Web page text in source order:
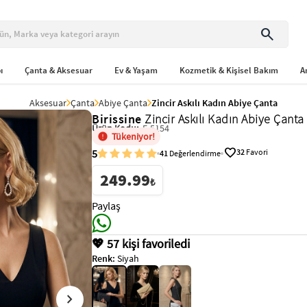
search
Çanta & Aksesuar Ev & Yaşam Kozmetik & Kişisel Bakım
Aksesuar Çanta Abiye Çanta Zincir Askılı Kadın Abiye Çanta
chevron_right
Birissine Zincir Askılı Kadın Abiye Çanta
Ürün Kodu: E-5154
Tükeniyor!
5 41 Değerlendirme favorite32 Favori
249.99₺
Paylaş
💖 57 kişi favoriledi
Renk: Siyah